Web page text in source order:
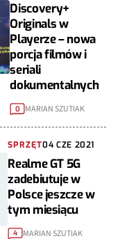
Discovery+
Originals w
Playerze – nowa
porcja filmów i
seriali
dokumentalnych
0 MARIAN SZUTIAK
SPRZĘT04 CZE 2021
Realme GT 5G
zadebiutuje w
Polsce jeszcze w
tym miesiącu
4 MARIAN SZUTIAK